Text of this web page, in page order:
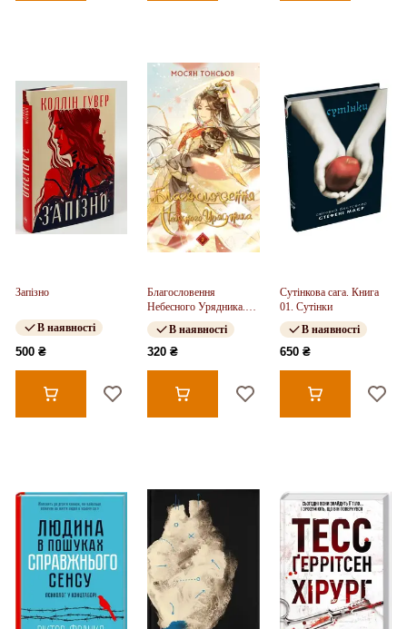
Запізно
В наявності
500 ₴
Благословення
Небесного Урядника.
Том 2
В наявності
320 ₴
Сутінкова сага. Книга
01. Сутінки
В наявності
650 ₴